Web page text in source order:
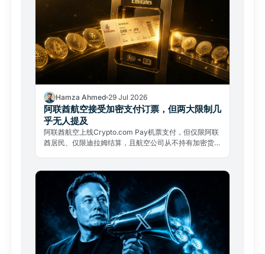
Hamza Ahmed 29 Jul 2026
阿联酋航空接受加密支付订票，但两大限制几
乎无人提及
阿联酋航空上线Crypto.com Pay机票支付，但仅限阿联
酋居民、仅限迪拉姆结算，且航空公司从不持有加密货